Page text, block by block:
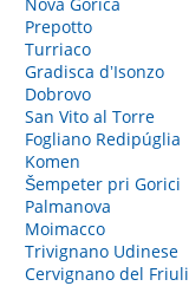
Prepotto
Turriaco
Gradisca dʼIsonzo
Dobrovo
San Vito al Torre
Fogliano Redipúglia
Komen
Šempeter pri Gorici
Palmanova
Moimacco
Trivignano Udinese
Cervignano del Friuli